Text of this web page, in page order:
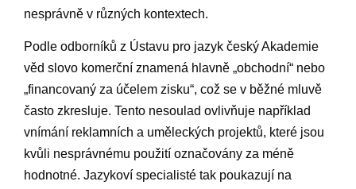
nesprávně v různých kontextech. ​
Podle odborníků z Ústavu​ pro jazyk český Akademie
věd slovo komerční znamená hlavně „obchodní“ ‍nebo
„financovaný za ‌účelem​ zisku“, což se v ⁤běžné mluvě
často zkresluje. Tento nesoulad ovlivňuje ‌například
vnímání reklamních a uměleckých projektů, které ​jsou
kvůli nesprávnému použití označovány za méně
hodnotné.‌ Jazykoví specialisté tak poukazují na